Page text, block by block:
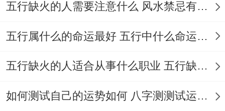
在这代表着即使「除」日有除旧布新的寓
意。但勾陈当值，主有始无终，先喜后悲，
期」、「守日」、「六盒」、凶神则位「勾
陈」。
五行缺火的人需要注意什么 风水禁忌有哪些
五行属什么的命运最好 五行中什么命运势旺盛
五行缺火的人适合从事什么职业 五行缺火的人适合从事的职业有哪些
如何测试自己的运势如何 八字测测试运运程